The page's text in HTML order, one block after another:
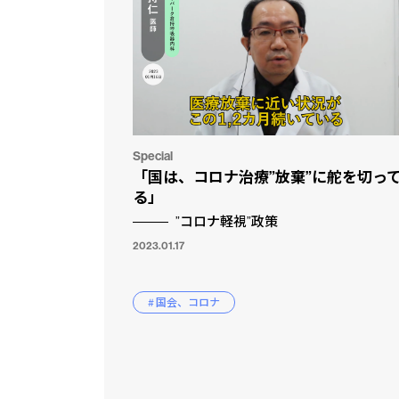
Special
「国は、コロナ治療”放棄”に舵を切っ
る」
”コロナ軽視”政策
2023.01.17
# 国会、コロナ